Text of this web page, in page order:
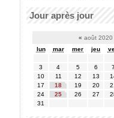
Jour après jour
« août 2020
lun
mar mer jeu
3
4 5 6 7
10
11 12 13
17
18 19 20
24
25 26 27
31